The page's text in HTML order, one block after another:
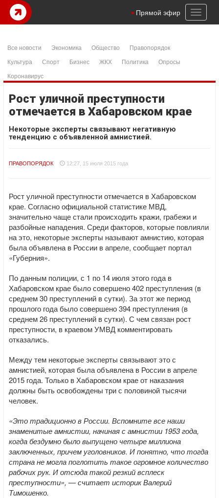
Toggle
Прямой эфир
Все новости Экономика Общество
Правопорядок
Культура
Спорт Бизнес ЖКХ Политика
Опросы
Коронавирус
Рост уличной преступности
отмечается в Хабаровском крае
Некоторые эксперты связывают негативную
тенденцию с объявленной амнистией.
ПРАВОПОРЯДОК 12:27, 15 июля 2015 года
Рост уличной преступности отмечается в Хабаровском
крае. Согласно официальной статистике МВД,
значительно чаще стали происходить кражи, грабежи и
разбойные нападения. Среди факторов, которые повлияли
на это, некоторые эксперты называют амнистию, которая
была объявлена в России в апреле, сообщает портал
«Губерния».
По данным полиции, с 1 по 14 июля этого года в
Хабаровском крае было совершено 402 преступления (в
среднем 30 преступлений в сутки). За этот же период
прошлого года было совершено 394 преступления (в
среднем 26 преступлений в сутки). С чем связан рост
преступности, в краевом УМВД комментировать
отказались.
Между тем некоторые эксперты связывают это с
амнистией, которая была объявлена в России в апреле
2015 года. Только в Хабаровском крае от наказания
должны быть освобождены три с половиной тысячи
человек.
«Это традиционно в России. Вспомните все наши
знаменитые амнистии, начиная с амнистии 1953 года,
когда бездумно было выпущено четыре миллиона
заключенных, причем уголовников. И понятно, что тогда
страна не могла поглотить такое огромное количество
рабочих рук. И отсюда такой резкий всплеск
преступности», — считает историк Валерий
Тимошенко.